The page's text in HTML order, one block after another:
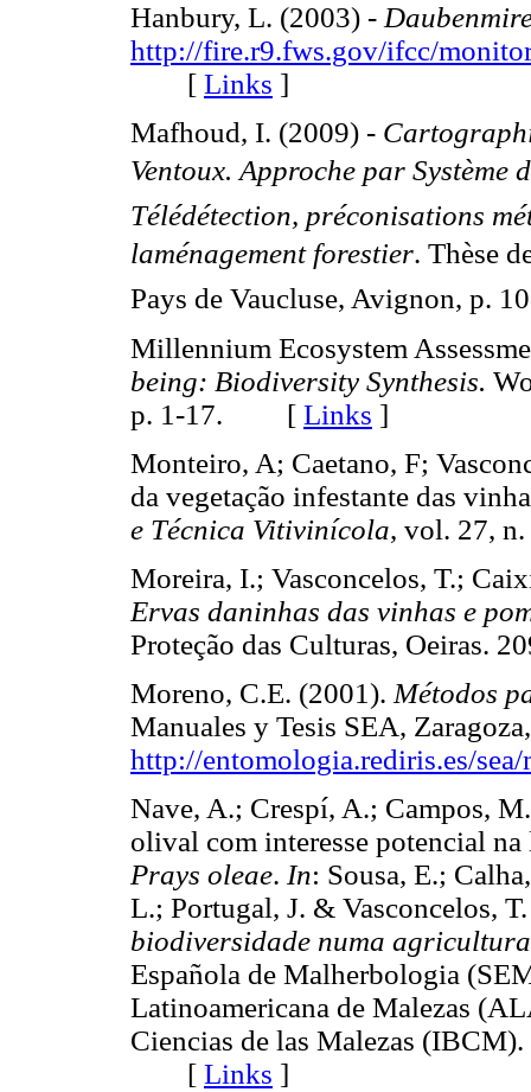
Hanbury, L. (2003) -
http://fire.r9.fws.gov/ifcc/
[ Links ]
Mafhoud, I. (2009) -
Ventoux. Approche par Système
Télédétection, préconisations
laménagement forestier. Thèse
Pays de Vaucluse, Avignon,
Millennium Ecosystem
being: Biodiversity Synthesis.
p. 1-17. [ Links ]
Monteiro, A; Caetano, F;
da vegetação infestante das
e Técnica Vitivinícola, vol. 27,
Moreira, I.; Vasconcelos, T.;
Ervas daninhas das vinhas e
Proteção das Culturas,
Moreno, C.E. (2001). Métodos
Manuales y Tesis SEA,
http://entomologia.rediris.es/
Nave, A.; Crespí, A.; Campos,
olival com interesse potencial
Prays oleae. In: Sousa, E.;
L.; Portugal, J. & Vasconcelos,
biodiversidade numa
Española de Malherbologia
Latinoamericana de Malezas
Ciencias de las Malezas
[ Links ]